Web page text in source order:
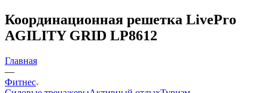
Координационная решетка LivePro
AGILITY GRID LP8612
Главная
—
Фитнес